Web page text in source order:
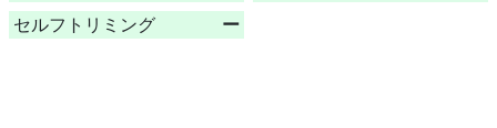
セルフトリミング
ー